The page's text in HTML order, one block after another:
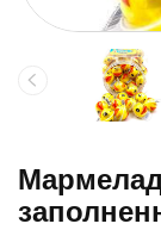
Мармелад